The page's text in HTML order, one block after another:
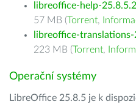
libreoffice-help-
57 MB (Torrent,
libreoffice-
223 MB (Torrent,
Operační systémy
LibreOffice 25.8.5 je k